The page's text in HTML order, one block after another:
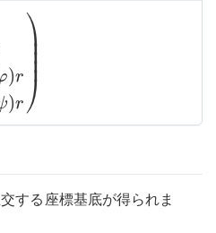
)r
)r
⎞
⎠
⎟⎟⎟
⎟
(
する座標基底が得られま